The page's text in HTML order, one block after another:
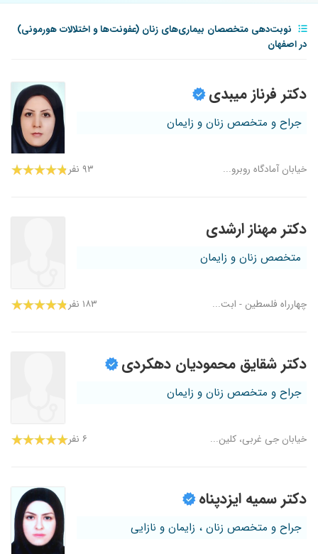
نوبت‌دهی متخصصان بیماری‌های زنان (عفونت‌ها و اختلالات هورمونی)
در اصفهان
دکتر فرناز میبدی
جراح و متخصص زنان و زایمان
خیابان آمادگاه روبرو... ۹۳ نفر
دکتر مهناز ارشدی
متخصص زنان و زایمان
چهارراه فلسطین - ابت... ۱۸۳ نفر
دکتر شقایق محمودیان دهکردی
جراح و متخصص زنان و زایمان
خیابان جی غربی، کلین... ۶ نفر
دکتر سمیه ایزدپناه
جراح و متخصص زنان ، زایمان و نازایی